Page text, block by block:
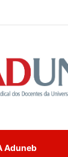
Aduneb